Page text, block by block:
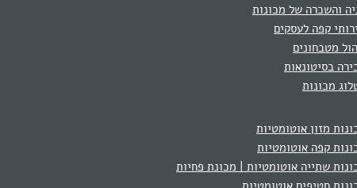
והשכרה של מכונות
קפה לעסקים
מטבחונים
בסיטונאות
מכונות
מזון אוטומטיות
קפה אוטומטיות
שתייה אוטומטיות | מכונת פחיות